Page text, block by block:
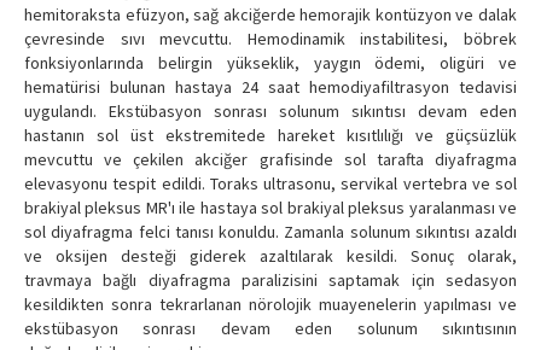
hemitoraksta efüzyon, sağ akciğerde hemorajik kontüzyon ve dalak
çevresinde sıvı mevcuttu. Hemodinamik instabilitesi, böbrek
fonksiyonlarında belirgin yükseklik, yaygın ödemi, oligüri ve
hematürisi bulunan hastaya 24 saat hemodiyafiltrasyon tedavisi
uygulandı. Ekstübasyon sonrası solunum sıkıntısı devam eden
hastanın sol üst ekstremitede hareket kısıtlılığı ve güçsüzlük
mevcuttu ve çekilen akciğer grafisinde sol tarafta diyafragma
elevasyonu tespit edildi. Toraks ultrasonu, servikal vertebra ve sol
brakiyal pleksus MR'ı ile hastaya sol brakiyal pleksus yaralanması ve
sol diyafragma felci tanısı konuldu. Zamanla solunum sıkıntısı azaldı
ve oksijen desteği giderek azaltılarak kesildi. Sonuç olarak,
travmaya bağlı diyafragma paralizisini saptamak için sedasyon
kesildikten sonra tekrarlanan nörolojik muayenelerin yapılması ve
ekstübasyon sonrası devam eden solunum sıkıntısının